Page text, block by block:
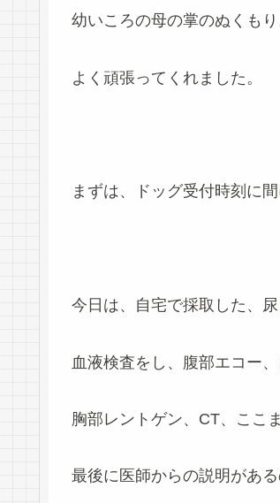
幼いころの母の掌のぬくもり
よく頑張ってくれました。
まずは、ドッグ受付時刻に
今日は、自宅で採取した、
血液検査をし、腹部エコー
胸部レントゲン、CT、ここ
最後に医師からの説明がある